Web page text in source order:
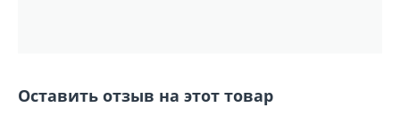
Оставить отзыв на этот товар